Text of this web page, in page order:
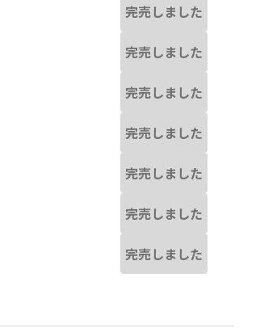
完売しました
完売しました
完売しました
完売しました
完売しました
完売しました
完売しました